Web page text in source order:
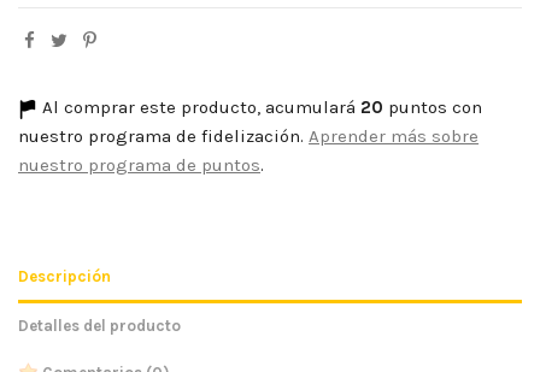
Al comprar este producto, acumulará 20 puntos con
nuestro programa de fidelización. Aprender más sobre
nuestro programa de puntos.
Descripción
Detalles del producto